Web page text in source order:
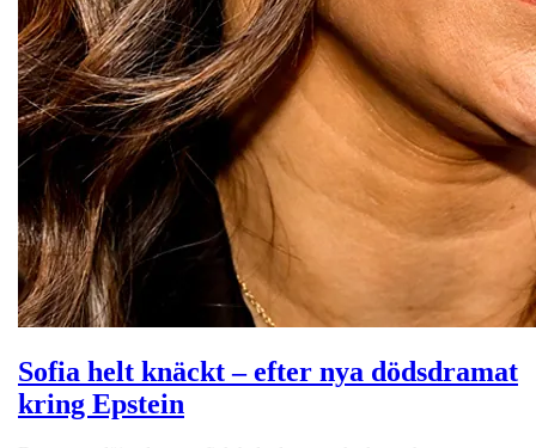
Sofia helt knäckt – efter nya dödsdramat
kring Epstein